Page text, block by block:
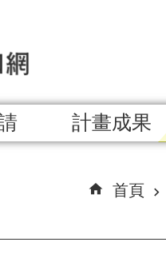
計畫成果
首頁